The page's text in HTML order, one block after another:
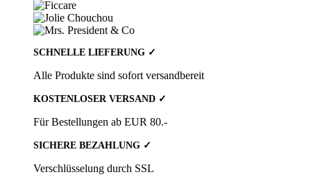
SCHNELLE LIEFERUNG ✓
Alle Produkte sind sofort versandbereit
KOSTENLOSER VERSAND ✓
Für Bestellungen ab EUR 80.-
SICHERE BEZAHLUNG ✓
Verschlüsselung durch SSL